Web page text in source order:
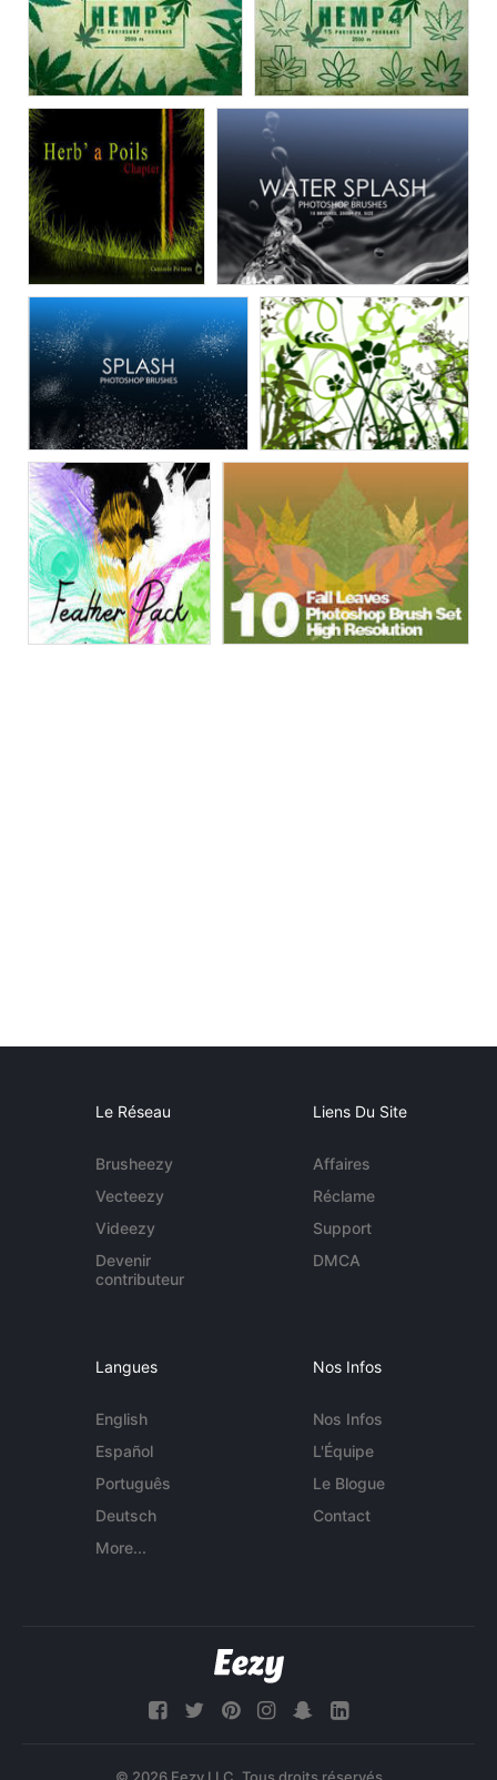
Le Réseau
Brusheezy
Vecteezy
Videezy
Devenir
contributeur
Liens Du Site
Affaires
Réclame
Support
DMCA
Langues
English
Español
Português
Deutsch
More...
Nos Infos
Nos Infos
L'Équipe
Le Blogue
Contact